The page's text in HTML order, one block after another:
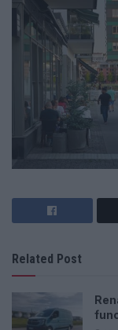
Related Post